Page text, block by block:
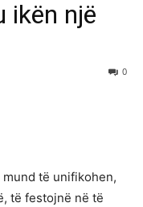
ikën një
0
të unifikohen,
të festojnë në të